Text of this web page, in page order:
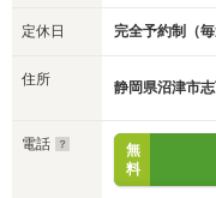
定休日 完全予約制（毎
住所 静岡県沼津市
電話
無
料
入力途中
※次回問い合